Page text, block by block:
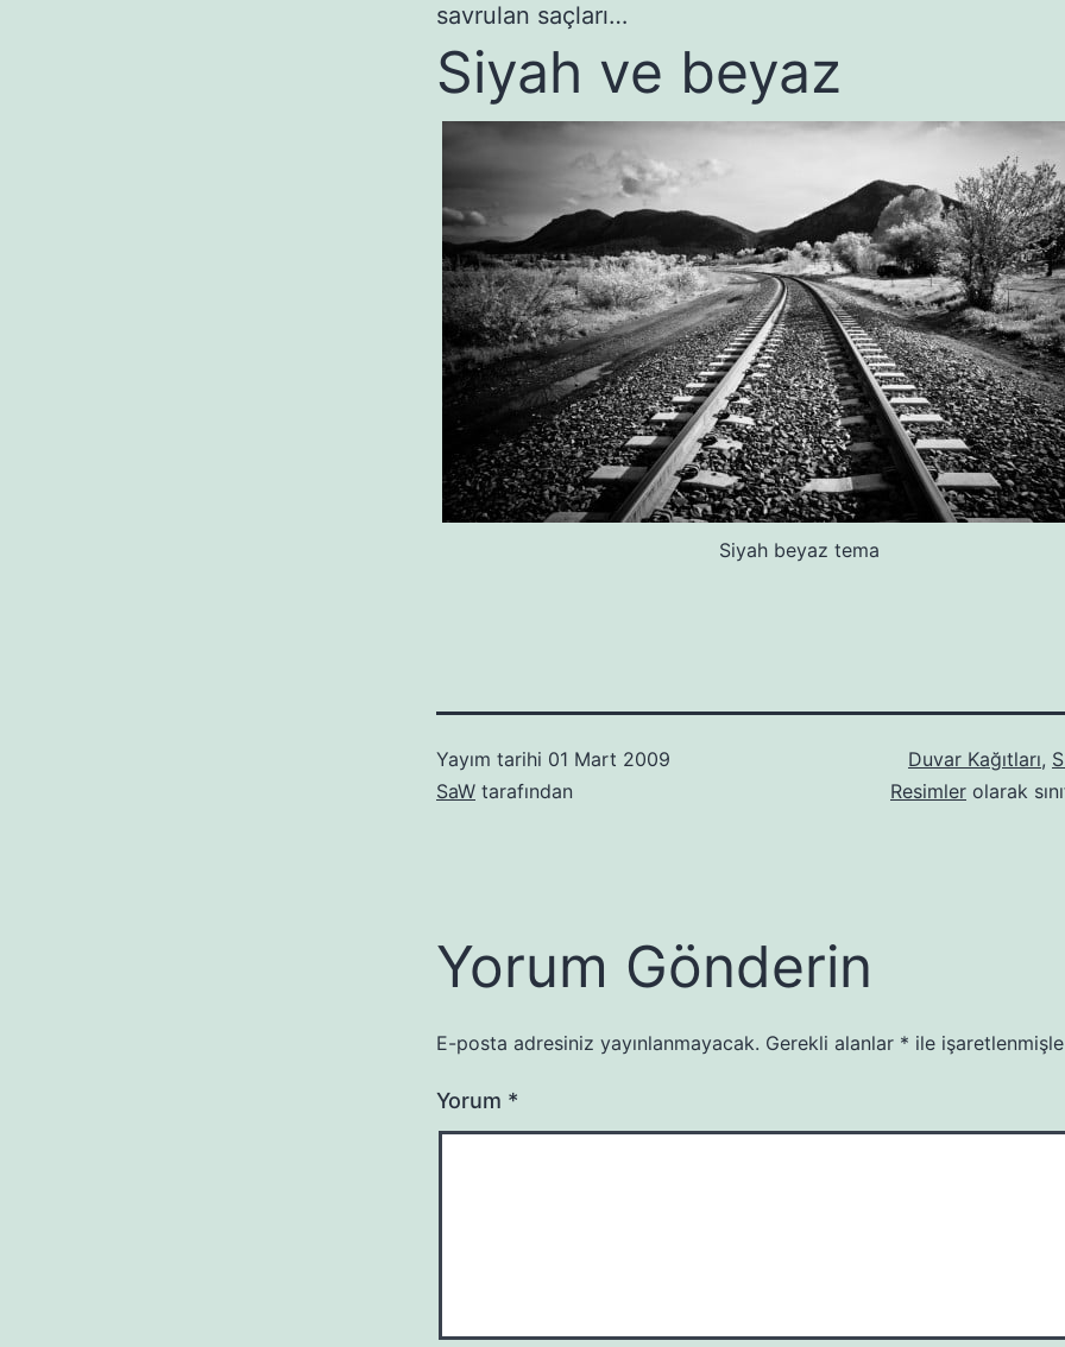
savrulan saçları…
Siyah ve beyaz
Siyah beyaz tema
Yayım tarihi 01 Mart 2009
SaW tarafından
Duvar Kağıtları,
Resimler olarak
Yorum Gönderin
E-posta adresiniz yayınlanmayacak. Gerekli alanlar * ile
Yorum *